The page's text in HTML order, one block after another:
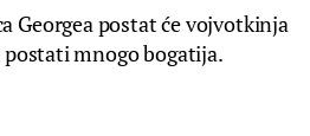
Georgea postat će vojvotkinja
mnogo bogatija.